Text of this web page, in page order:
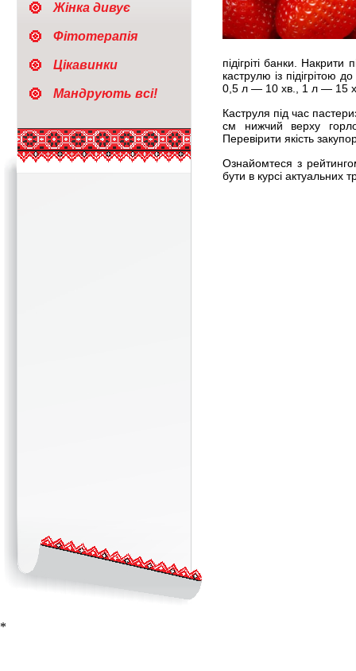
Жінка дивує
Фітотерапія
Цікавинки
Мандрують всі!
підігріті банки.
каструлю із підігрітою
0,5 л — 10 хв., 1 л — 15
Каструля під час
см нижчий верху
Перевірити якість
Ознайомтеся з
бути в курсі актуальних
*